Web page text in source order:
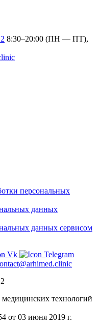
8:30–20:00 (ПН — ПТ),
персональных
данных
данных сервисом
технологий
от 03 июня 2019 г.